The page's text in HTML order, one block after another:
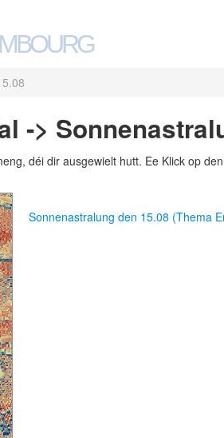
->
déi dir ausgewielt hutt. Ee Klick op
Sonnenastralung den 15.08 (Thema